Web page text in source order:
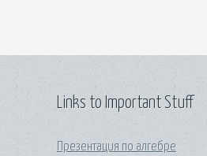
Links to Important Stuff
Презентация по алгебре